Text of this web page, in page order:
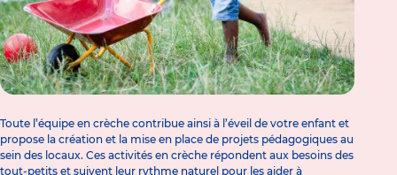
Toute l’équipe en crèche contribue ainsi à l’éveil de votre enfant et
propose la création et la mise en place de projets pédagogiques au
sein des locaux. Ces activités en crèche répondent aux besoins des
tout-petits et suivent leur rythme naturel pour les aider à